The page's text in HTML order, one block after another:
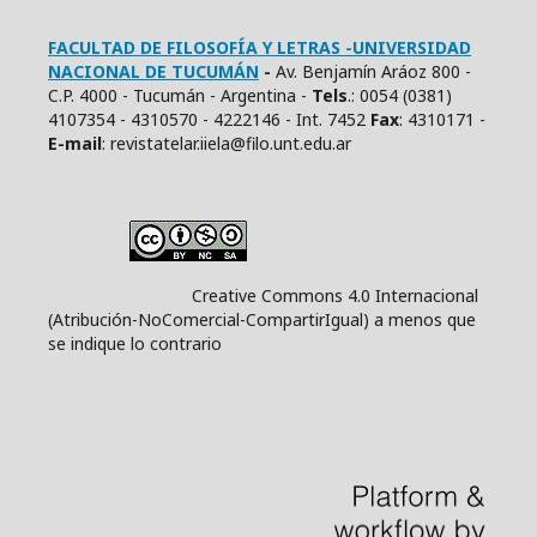
FACULTAD DE FILOSOFÍA Y LETRAS -UNIVERSIDAD
NACIONAL DE TUCUMÁN - Av. Benjamín Aráoz 800 -
C.P. 4000 - Tucumán - Argentina - Tels.: 0054 (0381)
4107354 - 4310570 - 4222146 - Int. 7452 Fax: 4310171 -
E-mail: revistatelar.iiela@filo.unt.edu.ar
Creative Commons 4.0 Internacional
(Atribución-NoComercial-CompartirIgual) a menos que
se indique lo contrario